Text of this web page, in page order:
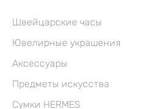
Швейцарские часы
Ювелирные украшения
Аксессуары
Предметы искусства
Сумки HERMES